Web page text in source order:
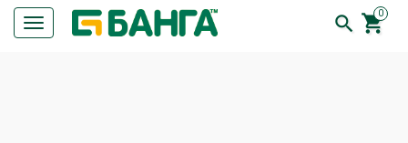
Кнопка
меню
0

